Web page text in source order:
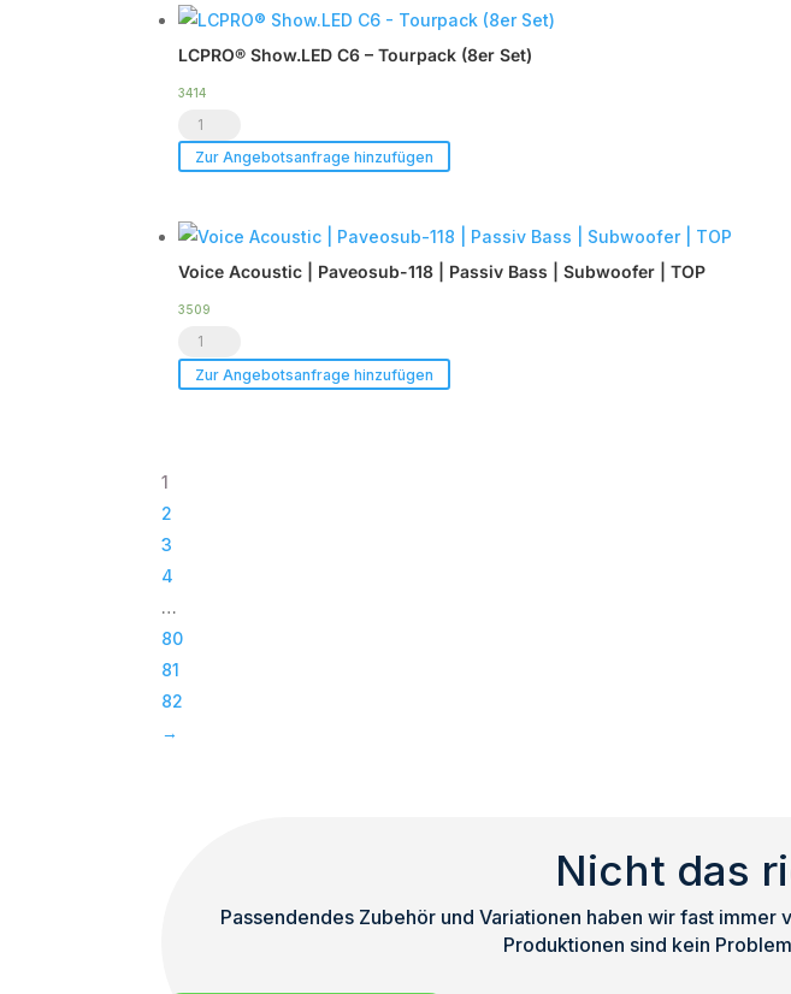
6DA
|
DSP
Endstufe
Case
TOP
Menge
LCPRO® Show.LED C6 – Tourpack (8er Set)
3414
LCPRO®
Show.LED
Tourpack
(8er
Set)
Menge
Zur Angebotsanfrage hinzufügen
Voice Acoustic | Paveosub-118 | Passiv Bass | Subwoofer | TOP
3509
Voice
Acoustic
|
TOP
Menge
Zur Angebotsanfrage hinzufügen
1
2
3
4
…
80
81
82
→
Nicht das
Passendendes Zubehör und Variationen haben wir fast
Produktionen sind kein